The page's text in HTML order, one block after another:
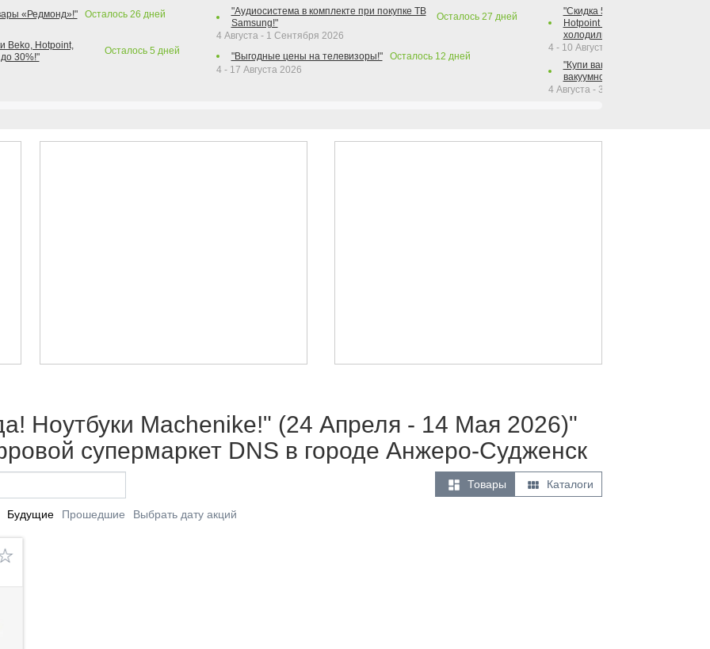
«Редмонд»!" Осталось 26 дней
Beko, Hotpoint,
30%!"
Осталось 5 дней
"Аудиосистема в комплекте при покупке ТВ
Samsung!"
Осталось 27 дней
4 Августа - 1 Сентября 2026
"Выгодные цены на телевизоры!"
Осталось 12 дней
4 - 17 Августа 2026
"Скидка 50% на варочную
Hotpoint при покупке духового
холодильника Hotpoint!"
4 - 10 Августа 2026
"Купи вакуумный упаковщик +
вакуумного упаковщика =
4 Августа - 30 Сентября 2026
Ноутбуки Machenike!" (24 Апреля - 14 Мая 2026)"
супермаркет DNS в городе Анжеро-Судженск
 Товары  Каталоги
Будущие Прошедшие Выбрать дату акций